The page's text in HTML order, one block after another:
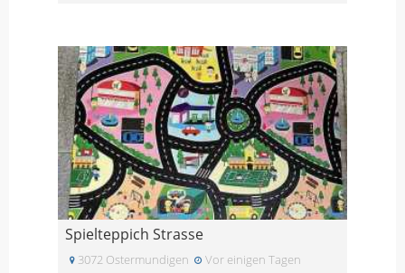
Spielteppich Strasse
3072 Ostermundigen Vor einigen Tagen